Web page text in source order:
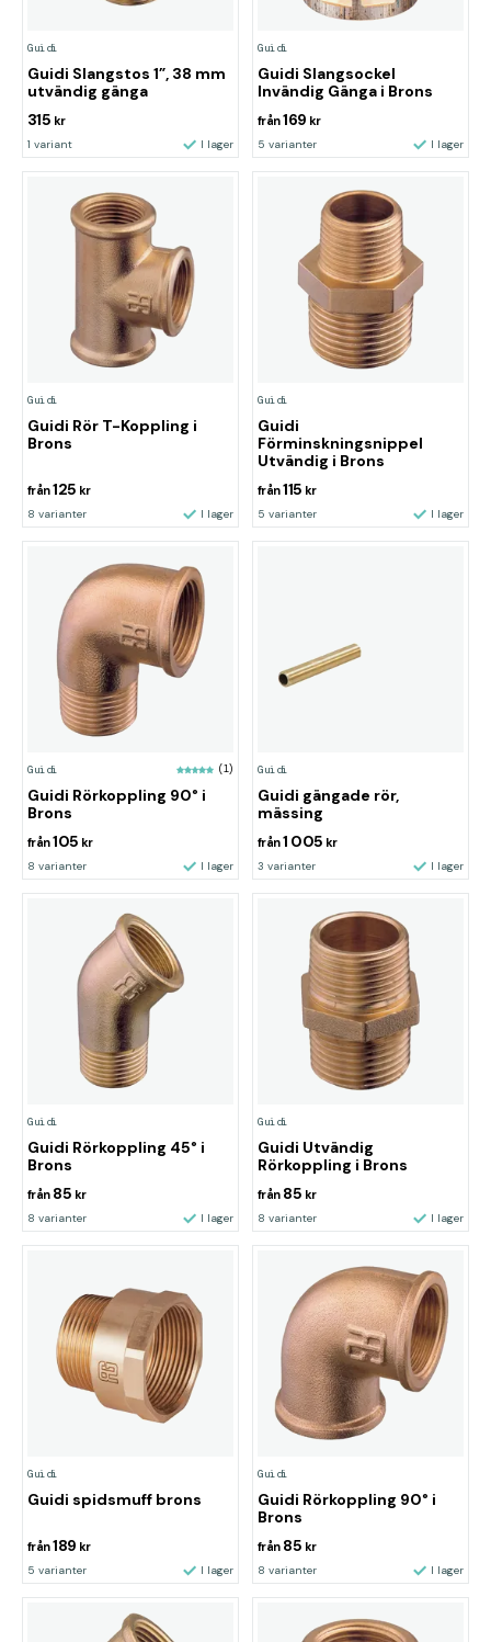
Guidi
Guidi Slangstos 1”, 38 mm
utvändig gänga
315 kr
1 variant I lager
Guidi
Guidi Slangsockel
Invändig Gänga i Brons
från169 kr
5 varianter I lager
Guidi
Guidi Rör T-Koppling i
Brons
från125 kr
8 varianter I lager
Guidi
Guidi
Förminskningsnippel
Utvändig i Brons
från115 kr
5 varianter I lager
Guidi (1)
Guidi Rörkoppling 90° i
Brons
från105 kr
8 varianter I lager
Guidi
Guidi gängade rör,
mässing
från1 005 kr
3 varianter I lager
Guidi
Guidi Rörkoppling 45° i
Brons
från 85 kr
8 varianter I lager
Guidi
Guidi Utvändig
Rörkoppling i Brons
från 85 kr
8 varianter I lager
Guidi
Guidi spidsmuff brons
från189 kr
5 varianter I lager
Guidi
Guidi Rörkoppling 90° i
Brons
från 85 kr
8 varianter I lager